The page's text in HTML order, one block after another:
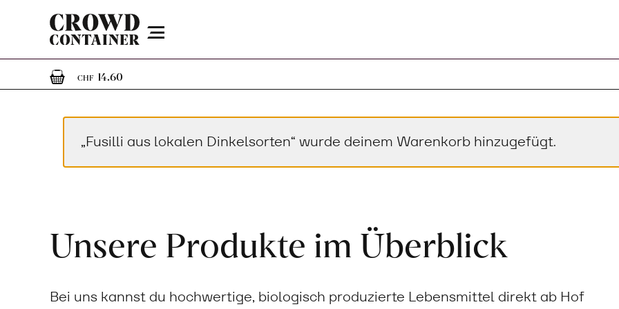
Menu
CHF 14.601 Artikel im Warenkorb
„Fusilli aus lokalen Dinkelsorten“ wurde deinem Warenkorb hinzugefügt.
Unsere Produkte im Überblick
Bei uns kannst du hochwertige, biologisch produzierte Lebensmittel direkt ab Hof